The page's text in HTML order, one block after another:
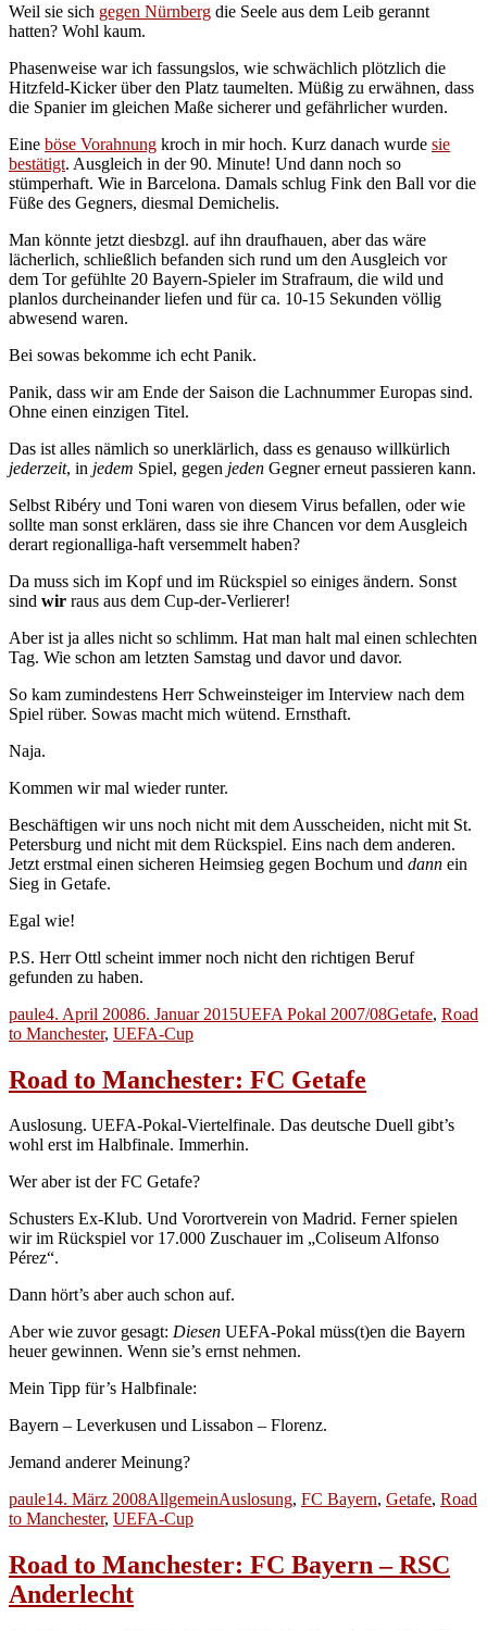
Weil sie sich gegen Nürnberg die Seele aus dem Leib gerannt
hatten? Wohl kaum.
Phasenweise war ich fassungslos, wie schwächlich plötzlich die
Hitzfeld-Kicker über den Platz taumelten. Müßig zu erwähnen, dass
die Spanier im gleichen Maße sicherer und gefährlicher wurden.
Eine böse Vorahnung kroch in mir hoch. Kurz danach wurde sie
bestätigt. Ausgleich in der 90. Minute! Und dann noch so
stümperhaft. Wie in Barcelona. Damals schlug Fink den Ball vor die
Füße des Gegners, diesmal Demichelis.
Man könnte jetzt diesbzgl. auf ihn draufhauen, aber das wäre
lächerlich, schließlich befanden sich rund um den Ausgleich vor
dem Tor gefühlte 20 Bayern-Spieler im Strafraum, die wild und
planlos durcheinander liefen und für ca. 10-15 Sekunden völlig
abwesend waren.
Bei sowas bekomme ich echt Panik.
Panik, dass wir am Ende der Saison die Lachnummer Europas sind.
Ohne einen einzigen Titel.
Das ist alles nämlich so unerklärlich, dass es genauso willkürlich
jederzeit, in jedem Spiel, gegen jeden Gegner erneut passieren kann.
Selbst Ribéry und Toni waren von diesem Virus befallen, oder wie
sollte man sonst erklären, dass sie ihre Chancen vor dem Ausgleich
derart regionalliga-haft versemmelt haben?
Da muss sich im Kopf und im Rückspiel so einiges ändern. Sonst
sind wir raus aus dem Cup-der-Verlierer!
Aber ist ja alles nicht so schlimm. Hat man halt mal einen schlechten
Tag. Wie schon am letzten Samstag und davor und davor.
So kam zumindestens Herr Schweinsteiger im Interview nach dem
Spiel rüber. Sowas macht mich wütend. Ernsthaft.
Naja.
Kommen wir mal wieder runter.
Beschäftigen wir uns noch nicht mit dem Ausscheiden, nicht mit St.
Petersburg und nicht mit dem Rückspiel. Eins nach dem anderen.
Jetzt erstmal einen sicheren Heimsieg gegen Bochum und dann ein
Sieg in Getafe.
Egal wie!
P.S. Herr Ottl scheint immer noch nicht den richtigen Beruf
gefunden zu haben.
Autor
pauleVeröffentlicht
am
4. April 20086. Januar 2015Kategorien
UEFA Pokal 2007/08Schlagwörter
Getafe, Road
to Manchester, UEFA-Cup
Road to Manchester: FC Getafe
Auslosung. UEFA-Pokal-Viertelfinale. Das deutsche Duell gibt’s
wohl erst im Halbfinale. Immerhin.
Wer aber ist der FC Getafe?
Schusters Ex-Klub. Und Vorortverein von Madrid. Ferner spielen
wir im Rückspiel vor 17.000 Zuschauer im „Coliseum Alfonso
Pérez“.
Dann hört’s aber auch schon auf.
Aber wie zuvor gesagt: Diesen UEFA-Pokal müss(t)en die Bayern
heuer gewinnen. Wenn sie’s ernst nehmen.
Mein Tipp für’s Halbfinale:
Bayern – Leverkusen und Lissabon – Florenz.
Jemand anderer Meinung?
Autor
pauleVeröffentlicht
am
14. März 2008Kategorien
AllgemeinSchlagwörter
Auslosung, FC Bayern, Getafe, Road
to Manchester, UEFA-Cup
Road to Manchester: FC Bayern – RSC
Anderlecht